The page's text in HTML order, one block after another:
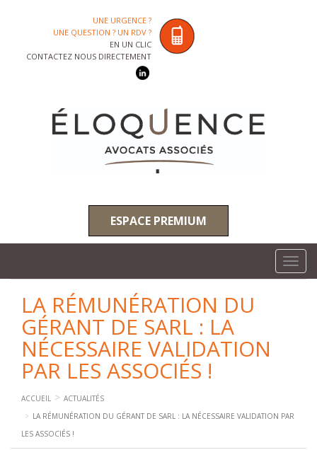
UNE URGENCE ?
UNE QUESTION ? UN RDV ?
EN UN CLIC
CONTACTEZ NOUS DIRECTEMENT
ESPACE PREMIUM
LA RÉMUNÉRATION DU
GÉRANT DE SARL : LA
NÉCESSAIRE VALIDATION
PAR LES ASSOCIÉS !
ACCUEIL
ACTUALITÉS
LA RÉMUNÉRATION DU GÉRANT DE SARL : LA NÉCESSAIRE VALIDATION PAR
LES ASSOCIÉS !